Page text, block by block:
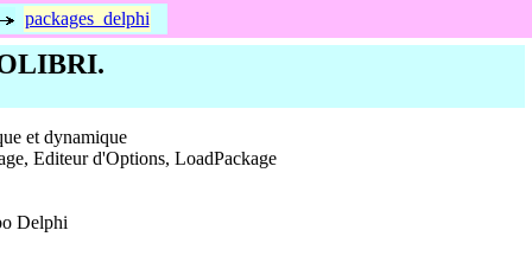
packages_delphi
et dynamique
Editeur d'Options, LoadPackage
Delphi